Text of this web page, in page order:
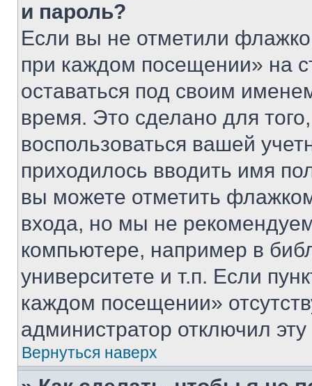
и пароль?
Если вы не отметили
при каждом посещении» на
оставаться под своим
время. Это сделано для
воспользоваться вашей
приходилось вводить имя
вы можете отметить
входа, но мы не
компьютере, например в
университете и т.п. Если
каждом посещении»
администратор отключил
Вернуться наверх